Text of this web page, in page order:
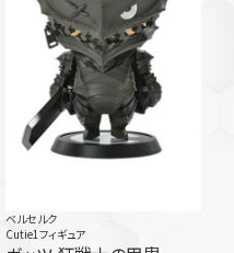
ベルセルク
Cutie1フィギュア